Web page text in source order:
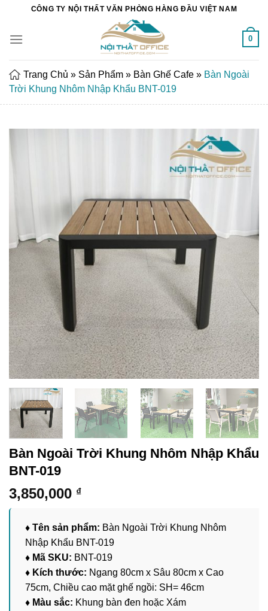
Chuyển
nội
CÔNG TY NỘI THẤT VĂN PHÒNG HÀNG ĐẦU VIỆT NAM
0
Trang Chủ » Sản Phẩm » Bàn Ghế Cafe » Bàn Ngoài
Trời Khung Nhôm Nhập Khẩu BNT-019
Bàn Ngoài Trời Khung Nhôm Nhập Khẩu
BNT-019
3,850,000 ₫
♦ Tên sản phẩm: Bàn Ngoài Trời Khung Nhôm
Nhập Khẩu BNT-019
♦ Mã SKU: BNT-019
♦ Kích thước: Ngang 80cm x Sâu 80cm x Cao
75cm, Chiều cao mặt ghế ngồi: SH= 46cm
♦ Màu sắc: Khung bàn đen hoặc Xám